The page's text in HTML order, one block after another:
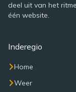
deel uit van het
één website.
Inderegio
Home
Weer